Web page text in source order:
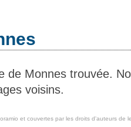
de Monnes trouvée.
voisins.
et couvertes par les droits d'auteurs de